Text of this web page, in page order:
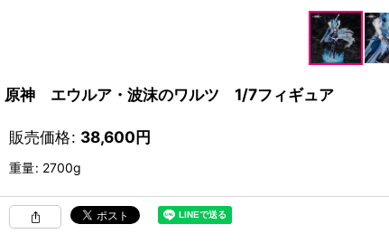
原神 エウルア・波沫のワルツ 1/7フィギュア
販売価格: 38,600円
重量: 2700g